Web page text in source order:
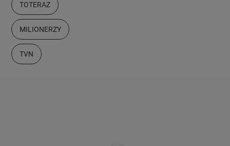
TOTERAZ
MILIONERZY
TVN